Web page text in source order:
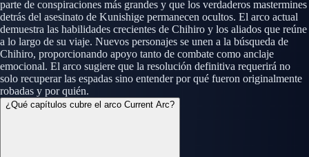
parte de conspiraciones más grandes y que los verdaderos mastermines
detrás del asesinato de Kunishige permanecen ocultos. El arco actual
demuestra las habilidades crecientes de Chihiro y los aliados que reúne
a lo largo de su viaje. Nuevos personajes se unen a la búsqueda de
Chihiro, proporcionando apoyo tanto de combate como anclaje
emocional. El arco sugiere que la resolución definitiva requerirá no
solo recuperar las espadas sino entender por qué fueron originalmente
robadas y por quién.
¿Qué capítulos cubre el arco Current Arc?